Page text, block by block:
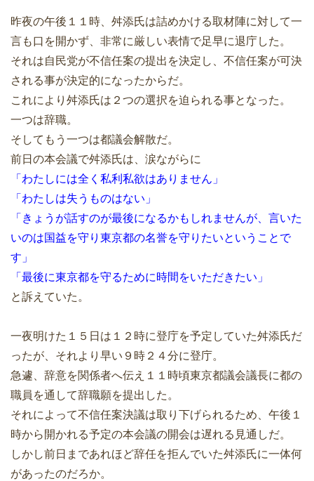
昨夜の午後１１時、舛添氏は詰めかける取材陣に対して一
言も口を開かず、非常に厳しい表情で足早に退庁した。
それは自民党が不信任案の提出を決定し、不信任案が可決
される事が決定的になったからだ。
これにより舛添氏は２つの選択を迫られる事となった。
一つは辞職。
そしてもう一つは都議会解散だ。
前日の本会議で舛添氏は、涙ながらに
「わたしには全く私利私欲はありません」
「わたしは失うものはない」
「きょうが話すのが最後になるかもしれませんが、言いた
いのは国益を守り東京都の名誉を守りたいということで
す」
「最後に東京都を守るために時間をいただきたい」
と訴えていた。
一夜明けた１５日は１２時に登庁を予定していた舛添氏だ
ったが、それより早い９時２４分に登庁。
急遽、辞意を関係者へ伝え１１時頃東京都議会議長に都の
職員を通して辞職願を提出した。
それによって不信任案決議は取り下げられるため、午後１
時から開かれる予定の本会議の開会は遅れる見通しだ。
しかし前日まであれほど辞任を拒んでいた舛添氏に一体何
があったのだろか。